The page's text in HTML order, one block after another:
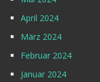
April 2024
März 2024
Februar 2024
Januar 2024